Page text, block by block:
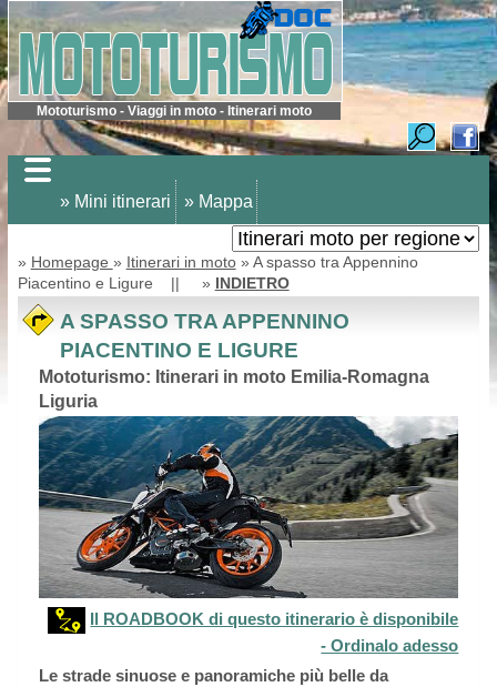
Mototurismo - Viaggi in moto - Itinerari moto
» Mini itinerari » Mappa
» Homepage » Itinerari in moto» A spasso tra Appennino
Piacentino e Ligure || » INDIETRO
A SPASSO TRA APPENNINO
PIACENTINO E LIGURE
Mototurismo: Itinerari in moto Emilia-Romagna
Liguria
Il ROADBOOK di questo itinerario è disponibile
- Ordinalo adesso
Le strade sinuose e panoramiche più belle da